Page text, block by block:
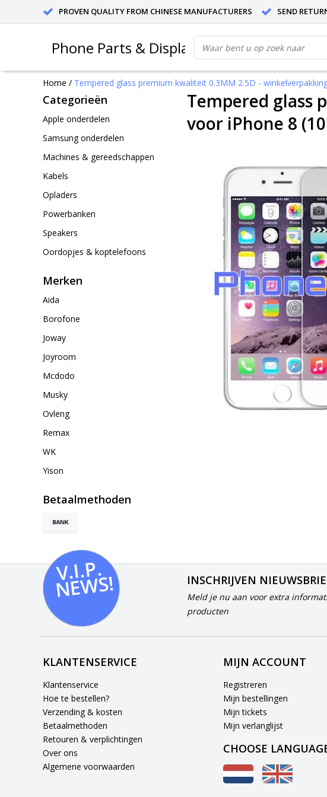
PROVEN QUALITY FROM CHINESE MANUFACTURERS SEND
Phone Parts & Displays
Home / Tempered glass premium kwaliteit 0.3MM 2.5D -
Categorieën
Apple onderdelen
Samsung onderdelen
Machines & gereedschappen
Kabels
Opladers
Powerbanken
Speakers
Oordopjes & koptelefoons
Merken
Aida
Borofone
Joway
Joyroom
Mcdodo
Musky
Ovleng
Remax
WK
Yison
Betaalmethoden
Tempered glass
voor iPhone 8
V.I.
P.
N
E
W
S! INSCHRIJVEN
Meld je nu aan voor extra
producten
KLANTENSERVICE
Klantenservice
Hoe te bestellen?
Verzending & kosten
Betaalmethoden
Retouren & verplichtingen
Over ons
Algemene voorwaarden
MIJN ACCOUNT
Registreren
Mijn bestellingen
Mijn tickets
Mijn verlanglijst
CHOOSE